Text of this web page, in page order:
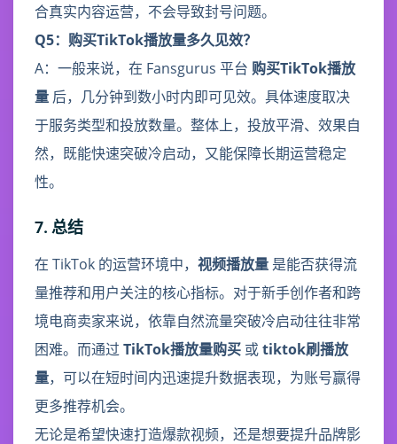
合真实内容运营，不会导致封号问题。
Q5：购买TikTok播放量多久见效？
A：一般来说，在 Fansgurus 平台 购买TikTok播放
量 后，几分钟到数小时内即可见效。具体速度取决
于服务类型和投放数量。整体上，投放平滑、效果自
然，既能快速突破冷启动，又能保障长期运营稳定
性。
7. 总结
在 TikTok 的运营环境中， 视频播放量 是能否获得流
量推荐和用户关注的核心指标。对于新手创作者和跨
境电商卖家来说，依靠自然流量突破冷启动往往非常
困难。而通过 TikTok播放量购买 或tiktok刷播放
量，可以在短时间内迅速提升数据表现，为账号赢得
更多推荐机会。
无论是希望快速打造爆款视频，还是想要提升品牌影